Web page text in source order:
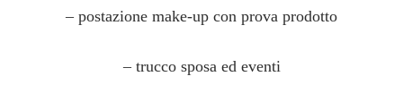
– postazione make-up con prova prodotto
– trucco sposa ed eventi